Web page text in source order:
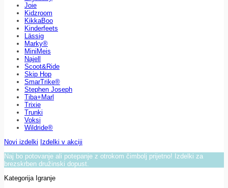
Joie
Kidzroom
KikkaBoo
Kinderfeets
Lässig
Marky®
MiniMeis
Najell
Scoot&Ride
Skip Hop
SmarTrike®
Stephen Joseph
Tiba+Marl
Trixie
Trunki
Voksi
Wildride®
Novi izdelki Izdelki v akciji
Naj bo potovanje ali potepanje z otrokom čimbolj prijetno! Izdelki za
brezskrben družinski dopust.
Kategorija Igranje